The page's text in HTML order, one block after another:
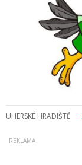
UHERSKÉ HRADIŠTĚ